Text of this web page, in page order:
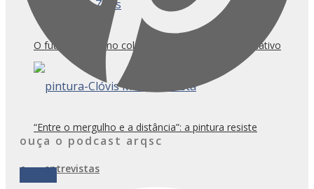
O futuro é mesmo coletivo e o tempo sempre relativo
“Entre o mergulho e a distância”: a pintura resiste
entrevistas
ouça o podcast arqsc